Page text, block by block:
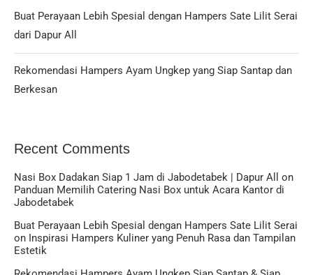
Buat Perayaan Lebih Spesial dengan Hampers Sate Lilit Serai
dari Dapur All
Rekomendasi Hampers Ayam Ungkep yang Siap Santap dan
Berkesan
Recent Comments
Nasi Box Dadakan Siap 1 Jam di Jabodetabek | Dapur All
on
Panduan Memilih Catering Nasi Box untuk Acara Kantor di
Jabodetabek
Buat Perayaan Lebih Spesial dengan Hampers Sate Lilit Serai
on Inspirasi Hampers Kuliner yang Penuh Rasa dan Tampilan
Estetik